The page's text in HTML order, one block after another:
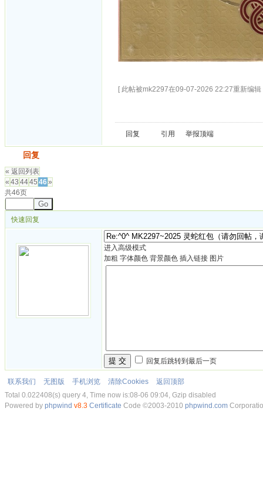
[ 此帖被mk2297在09-07-2026 22:27重新编辑
回复 引用 举报顶端
回复
« 返回列表
« 43 4445 46»
共46页
Go
快速回复
进入高级模式
加粗 字体颜色 背景颜色 插入链接 图片
提 交 回复后跳转到最后一页
联系我们 无图版 手机浏览 清除Cookies
返回顶部
Total 0.022408(s) query 4, Time now is:08-06 09:04, Gzip disabled
Powered by phpwind v8.3 Certificate Code ©2003-2010 phpwind.com